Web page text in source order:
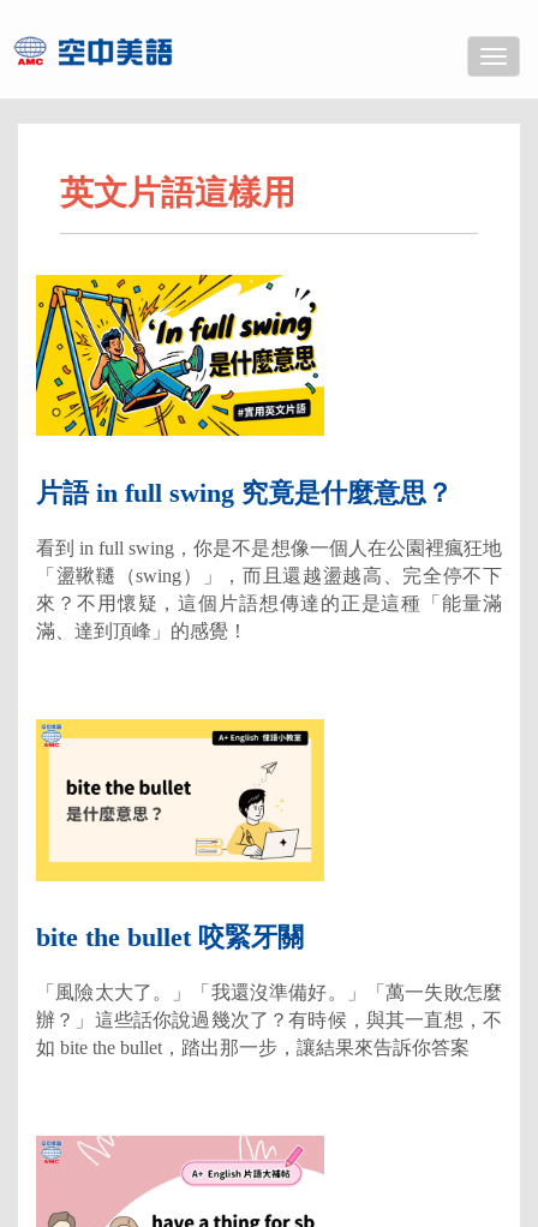
Toggle
英文片語這樣用
片語 in full swing 究竟是什麼意思？
看到 in full swing，你是不是想像一個人在公園裡瘋狂地
「盪鞦韆（swing）」，而且還越盪越高、完全停不下
來？不用懷疑，這個片語想傳達的正是這種「能量滿
滿、達到頂峰」的感覺！
bite the bullet 咬緊牙關
「風險太大了。」「我還沒準備好。」「萬一失敗怎麼
辦？」這些話你說過幾次了？有時候，與其一直想，不
如 bite the bullet，踏出那一步，讓結果來告訴你答案